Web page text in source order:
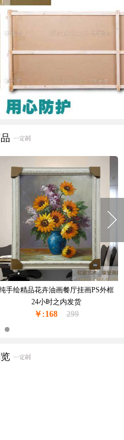
手绘精品花卉油画餐厅挂画PS外框
24小时之内发货
￥:168 299